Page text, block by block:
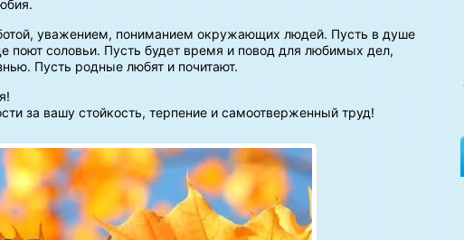
уважением, пониманием окружающих людей. Пусть в душе
поют соловьи. Пусть будет время и повод для любимых дел,
Пусть родные любят и почитают.
за вашу стойкость, терпение и самоотверженный труд!